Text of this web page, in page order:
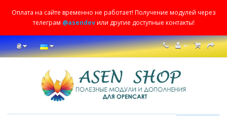
Оплата на сайте временно не работает! Получение модулей через
телеграм @asendevили другие доступные контакты!
₴